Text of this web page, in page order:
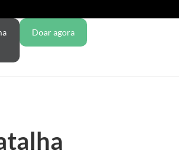
Doar agora